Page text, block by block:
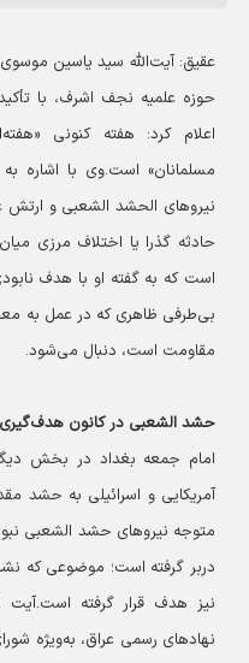
عقیق: آیت‌الله سید یاسین
حوزه علمیه نجف اشرف، با
اعلام کرد: هفته کنونی
مسلمانان» است.وی با اشاره به
نیروهای الحشد الشعبی و ارتش
حادثه گذرا یا اختلاف مرزی
است که به گفته او با هدف
بی‌طرفی ظاهری که در عمل به
مقاومت است، دنبال می‌شود.
حشد الشعبی در کانون
امام جمعه بغداد در بخش
آمریکایی و اسرائیلی به حشد
متوجه نیروهای حشد الشعبی
دربر گرفته است؛ موضوعی که
نیز هدف قرار گرفته است.آیت
نهادهای رسمی عراق، به‌ویژه